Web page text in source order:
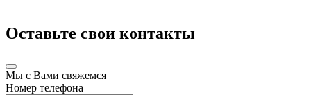
Оставьте свои контакты
Мы с Вами свяжемся
Номер телефона